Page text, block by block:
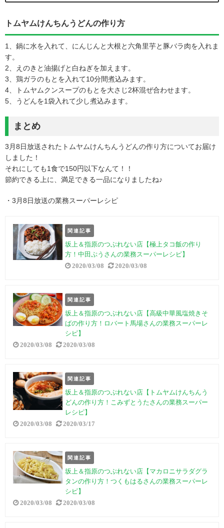
トムヤムけんちんうどんの作り方
1、鍋に水を入れて、にんじんと大根と六角里芋と豚バラ肉を入れま
す。
2、えのきと油揚げと白ねぎを加えます。
3、鶏ガラのもとを入れて10分間煮込みます。
4、トムヤムクンスープのもとを大さじ2杯混ぜ合わせます。
5、うどんを1袋入れて少し煮込みます。
まとめ
3月8日放送されたトムヤムけんちんうどんの作り方についてお届け
しました！
それにしても1食で150円以下なんて！！
節約できる上に、満足できる一品になりましたね♪
・3月8日放送の業務スーパーレシピ
関連記事
坂上＆指原のつぶれない店【極上タコ飯の作り
方！中田ぷうさんの業務スーパーレシピ】
2020/03/08 2020/03/08
関連記事
坂上＆指原のつぶれない店【高級中華風塩焼きそ
ばの作り方！ロバート馬場さんの業務スーパーレ
シピ】
2020/03/08 2020/03/08
関連記事
坂上＆指原のつぶれない店【トムヤムけんちんう
どんの作り方！こみずとうたさんの業務スーパー
レシピ】
2020/03/08 2020/03/17
関連記事
坂上＆指原のつぶれない店【マカロニサラダグラ
タンの作り方！つくもはるさんの業務スーパーレ
シピ】
2020/03/08 2020/03/08